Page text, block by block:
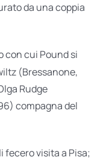
da una coppia
con cui Pound si
(Bressanone,
Rudge
compagna del
fecero visita a Pisa;